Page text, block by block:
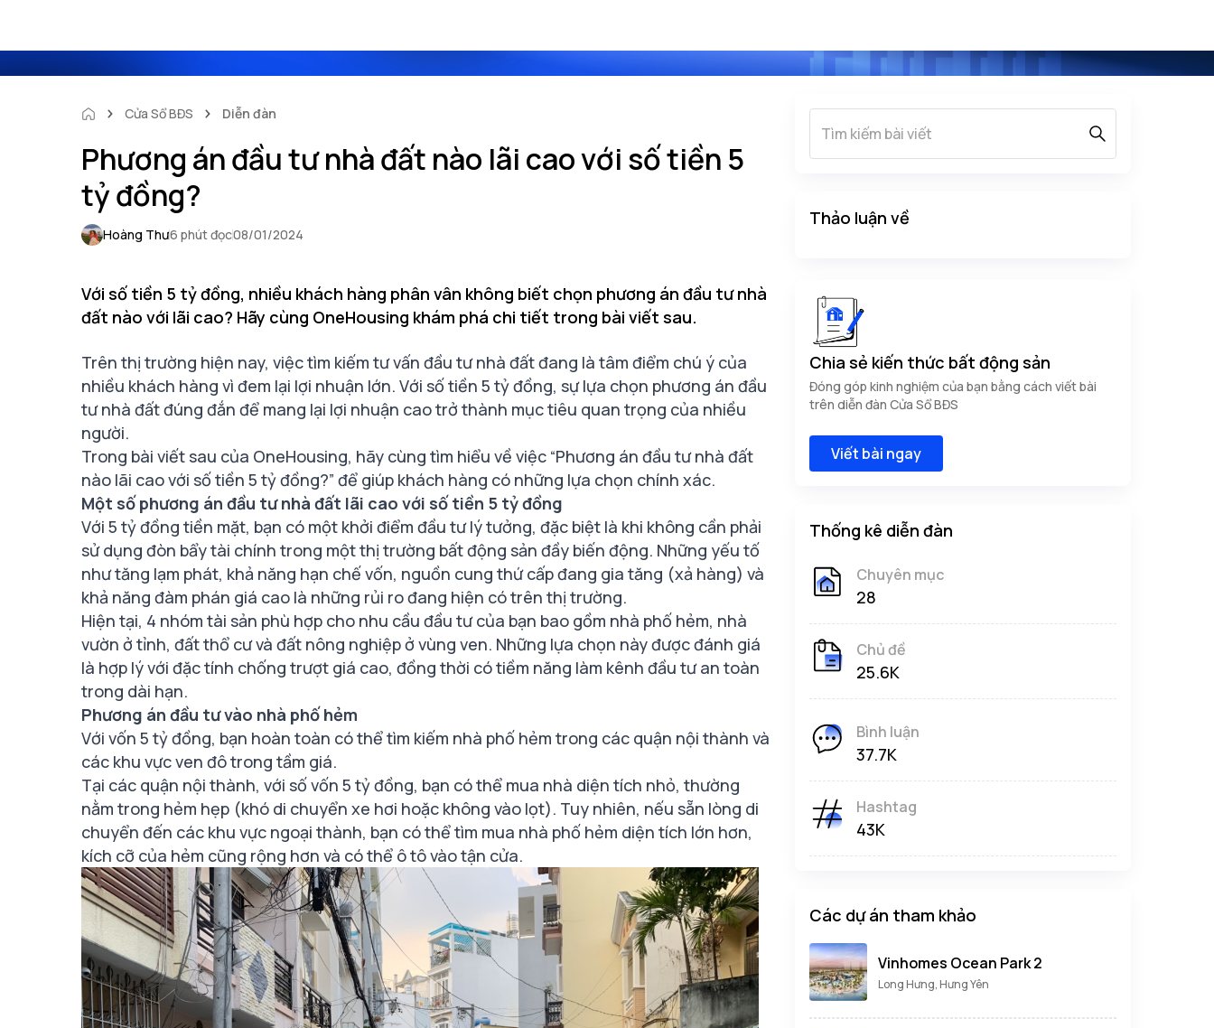
Cửa Sổ BĐS Diễn đàn
Phương án đầu tư nhà đất nào lãi cao với số tiền 5
tỷ đồng?
Hoàng Thư6 phút đọc08/01/2024
Với số tiền 5 tỷ đồng, nhiều khách hàng phân vân không biết chọn phương án đầu tư nhà
đất nào với lãi cao? Hãy cùng OneHousing khám phá chi tiết trong bài viết sau.
Trên thị trường hiện nay, việc tìm kiếm tư vấn đầu tư nhà đất đang là tâm điểm chú ý của
nhiều khách hàng vì đem lại lợi nhuận lớn. Với số tiền 5 tỷ đồng, sự lựa chọn phương án đầu
tư nhà đất đúng đắn để mang lại lợi nhuận cao trở thành mục tiêu quan trọng của nhiều
người.
Trong bài viết sau của OneHousing, hãy cùng tìm hiểu về việc “Phương án đầu tư nhà đất
nào lãi cao với số tiền 5 tỷ đồng?” để giúp khách hàng có những lựa chọn chính xác.
Một số phương án đầu tư nhà đất lãi cao với số tiền 5 tỷ đồng
Với 5 tỷ đồng tiền mặt, bạn có một khởi điểm đầu tư lý tưởng, đặc biệt là khi không cần phải
sử dụng đòn bẩy tài chính trong một thị trường bất động sản đầy biến động. Những yếu tố
như tăng lạm phát, khả năng hạn chế vốn, nguồn cung thứ cấp đang gia tăng (xả hàng) và
khả năng đàm phán giá cao là những rủi ro đang hiện có trên thị trường.
Hiện tại, 4 nhóm tài sản phù hợp cho nhu cầu đầu tư của bạn bao gồm nhà phố hẻm, nhà
vườn ở tỉnh, đất thổ cư và đất nông nghiệp ở vùng ven. Những lựa chọn này được đánh giá
là hợp lý với đặc tính chống trượt giá cao, đồng thời có tiềm năng làm kênh đầu tư an toàn
trong dài hạn.
Phương án đầu tư vào nhà phố hẻm
Với vốn 5 tỷ đồng, bạn hoàn toàn có thể tìm kiếm nhà phố hẻm trong các quận nội thành và
các khu vực ven đô trong tầm giá.
Tại các quận nội thành, với số vốn 5 tỷ đồng, bạn có thể mua nhà diện tích nhỏ, thường
nằm trong hẻm hẹp (khó di chuyển xe hơi hoặc không vào lọt). Tuy nhiên, nếu sẵn lòng di
chuyển đến các khu vực ngoại thành, bạn có thể tìm mua nhà phố hẻm diện tích lớn hơn,
kích cỡ của hẻm cũng rộng hơn và có thể ô tô vào tận cửa.
Thảo luận về
Chia sẻ kiến thức bất động sản
Đóng góp kinh nghiệm của bạn bằng cách viết bài
trên diễn đàn Cửa Sổ BĐS
Viết bài ngay
Thống kê diễn đàn
Chuyên mục
28
Chủ đề
25.6K
Bình luận
37.7K
Hashtag
43K
Các dự án tham khảo
Vinhomes Ocean Park 2
Long Hưng, Hưng Yên